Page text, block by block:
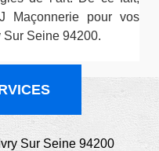
Maçonnerie pour vos
Sur Seine 94200.
Sur Seine 94200